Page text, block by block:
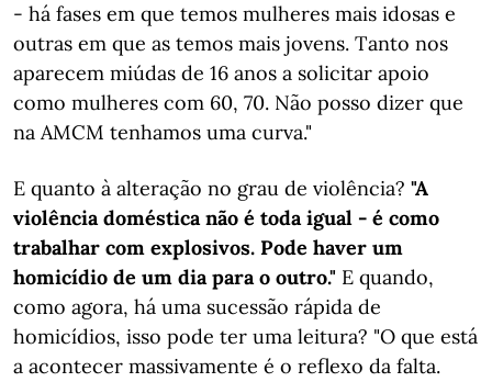
- há fases em que temos mulheres mais idosas e
outras em que as temos mais jovens. Tanto nos
aparecem miúdas de 16 anos a solicitar apoio
como mulheres com 60, 70. Não posso dizer que
na AMCM tenhamos uma curva."
E quanto à alteração no grau de violência? "A
violência doméstica não é toda igual - é como
trabalhar com explosivos. Pode haver um
homicídio de um dia para o outro." E quando,
como agora, há uma sucessão rápida de
homicídios, isso pode ter uma leitura? "O que está
a acontecer massivamente é o reflexo da falta.